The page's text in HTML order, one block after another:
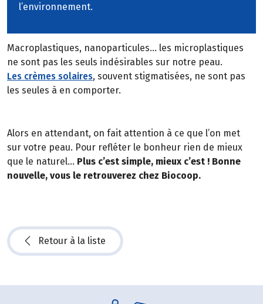
l’environnement.
Macroplastiques, nanoparticules… les microplastiques
ne sont pas les seuls indésirables sur notre peau.
Les crèmes solaires, souvent stigmatisées, ne sont pas
les seules à en comporter.
Alors en attendant, on fait attention à ce que l’on met
sur votre peau. Pour refléter le bonheur rien de mieux
que le naturel… Plus c’est simple, mieux c’est ! Bonne
nouvelle, vous le retrouverez chez Biocoop.
Retour à la liste